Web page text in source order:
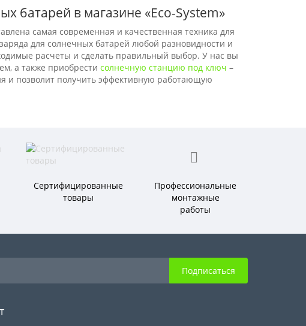
батарей в магазине «Eco-System»
самая современная и качественная техника для
для солнечных батарей любой разновидности и
расчеты и сделать правильный выбор. У нас вы
а также приобрести солнечную станцию под ключ –
и позволит получить эффективную работающую
Сертифицированные
товары
Профессиональные
монтажные
работы
Подписаться